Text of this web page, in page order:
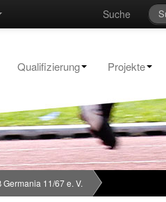
Suche
Qualifizierung Projekte
Germania 11/67 e. V.